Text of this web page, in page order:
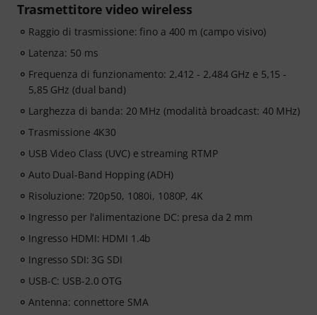
Trasmettitore video wireless
Raggio di trasmissione: fino a 400 m (campo visivo)
Latenza: 50 ms
Frequenza di funzionamento: 2,412 - 2,484 GHz e 5,15 -
5,85 GHz (dual band)
Larghezza di banda: 20 MHz (modalità broadcast: 40 MHz)
Trasmissione 4K30
USB Video Class (UVC) e streaming RTMP
Auto Dual-Band Hopping (ADH)
Risoluzione: 720p50, 1080i, 1080P, 4K
Ingresso per l'alimentazione DC: presa da 2 mm
Ingresso HDMI: HDMI 1.4b
Ingresso SDI: 3G SDI
USB-C: USB-2.0 OTG
Antenna: connettore SMA